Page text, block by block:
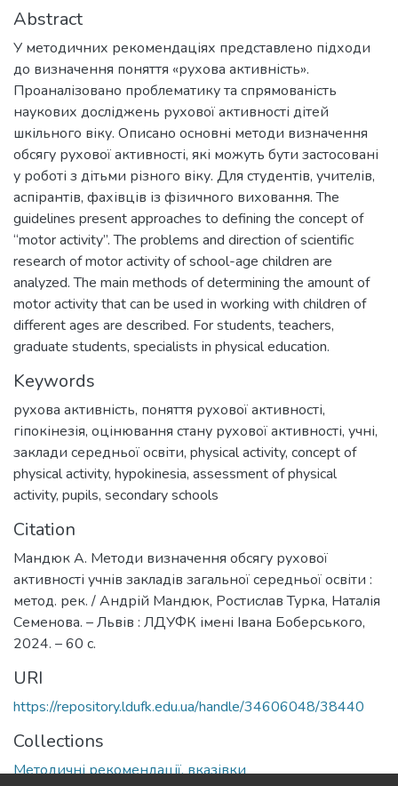
Abstract
У методичних рекомендаціях представлено підходи
до визначення поняття «рухова активність».
Проаналізовано проблематику та спрямованість
наукових досліджень рухової активності дітей
шкільного віку. Описано основні методи визначення
обсягу рухової активності, які можуть бути застосовані
у роботі з дітьми різного віку. Для студентів, учителів,
аспірантів, фахівців із фізичного виховання. The
guidelines present approaches to defining the concept of
“motor activity”. The problems and direction of scientific
research of motor activity of school-age children are
analyzed. The main methods of determining the amount of
motor activity that can be used in working with children of
different ages are described. For students, teachers,
graduate students, specialists in physical education.
Keywords
рухова активність, поняття рухової активності,
гіпокінезія, оцінювання стану рухової активності, учні,
заклади середньої освіти, physical activity, concept of
physical activity, hypokinesia, assessment of physical
activity, pupils, secondary schools
Citation
Мандюк А. Методи визначення обсягу рухової
активності учнів закладів загальної середньої освіти :
метод. рек. / Андрій Мандюк, Ростислав Турка, Наталія
Семенова. – Львів : ЛДУФК імені Івана Боберського,
2024. – 60 с.
URI
https://repository.ldufk.edu.ua/handle/34606048/38440
Collections
Методичні рекомендації, вказівки